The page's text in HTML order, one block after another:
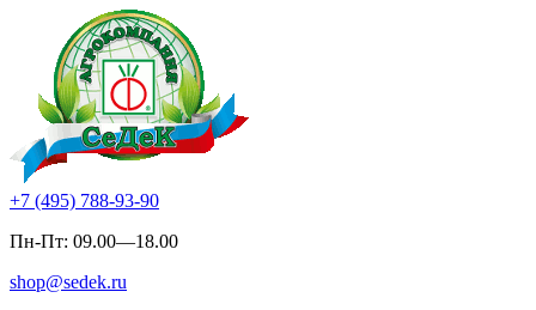
+7 (495) 788-93-90
Пн-Пт: 09.00—18.00
shop@sedek.ru